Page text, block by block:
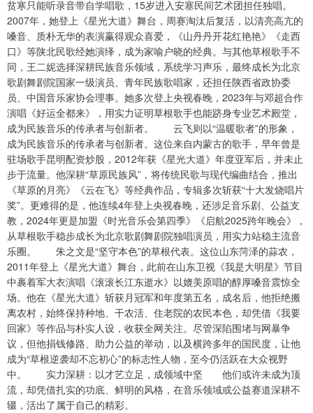
贫寒只能听录音带自学唱歌，15岁进入安塞民间艺术团担任独唱。
2007年，她登上《星光大道》舞台，周赛淘汰后复活，以清亮高亢的
嗓音、质朴无华的表演赢得观众喜爱，《山丹丹开花红艳艳》《走西
口》等陕北民歌经她演绎，成为家喻户晓的经典。与其他草根歌手不
同，王二妮选择深耕民族音乐领域，系统学习声乐，最终成长为北京
歌剧舞剧院国家一级演员、青年民族歌唱家，还担任陕西省政协委
员、中国音乐家协会理事。她多次登上央视春晚，2023年与邓超合作
演唱《好运全都来》，用实力证明草根歌手也能跻身专业艺术殿堂，
成为民族音乐的传承者与创新者。 云飞则以“温暖歌者”的形象，
成为民族音乐的传承者与创新者。这位来自内蒙古的歌手，早年曾是
驻场歌手昆明配资炒股，2012年获《星光大道》年度亚军后，并未止
步于流量。他深耕“草原民族风”，将传统民歌与现代编曲结合，推出
《草原的月亮》《云在飞》等经典作品，专辑多次斩获“十大发烧唱片
奖”。更难得的是，他连续4年登上央视春晚，还涉足音乐剧、公益支
教，2024年更是加盟《时光音乐会第四季》《启航2025跨年晚会》，
从草根歌手稳步成长为北京歌剧舞剧院独唱演员，用实力站稳主流音
乐圈。 朱之文是“坚守本色”的草根代表。这位山东菏泽的蒜农，
2011年登上《星光大道》舞台，此前在山东卫视《我是大明星》节目
中裹着军大衣演唱《滚滚长江东逝水》以媲美原唱的醇厚嗓音震惊全
场。他在《星光大道》斩获月冠军和年度第五名，成名后，他拒绝搬
离农村，始终保持种地、干农活、住老院的农民本色，却凭借《我要
回家》等作品与朴实人设，收获全网关注。尽管深陷围堵与网暴争
议，但他捐钱修路、助力公益的举动，以及横跨多年的国民度，让他
成为“草根逆袭却不忘初心”的标志性人物，至今仍活跃在大众视野
中。 实力深耕：以才艺立足，成领域中坚 他们或许未成为顶
流，却凭借扎实的功底、鲜明的风格，在音乐领域或公益赛道深耕不
辍，活出了属于自己的精彩。